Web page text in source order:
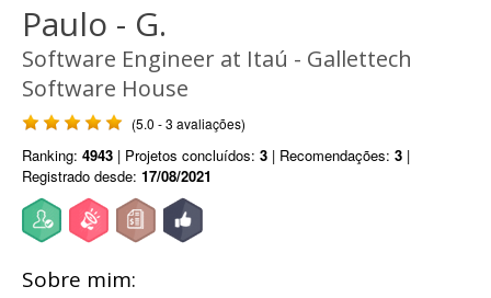
Paulo - G.
Software Engineer at Itaú - Gallettech
Software House
(5.0 - 3 avaliações)
Ranking: 4943 | Projetos concluídos: 3 | Recomendações: 3 |
Registrado desde: 17/08/2021
Sobre mim: